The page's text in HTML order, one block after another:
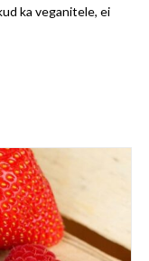
ka veganitele, ei